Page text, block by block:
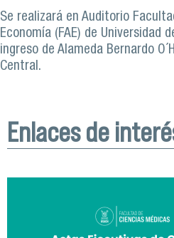
Se realizará en Auditorio
Economía (FAE) de Universidad
ingreso de Alameda Bernardo
Central.
Enlaces de